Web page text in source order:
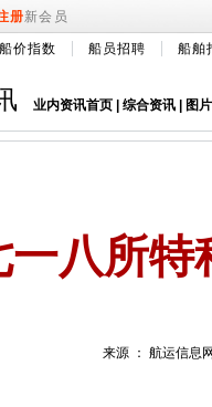
册新会员
船价指数 船员招聘 船舶
业内资讯首页 综合资讯 图
八所
来源 ： 航运信